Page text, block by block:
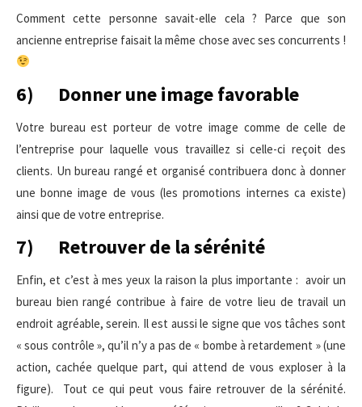
Comment cette personne savait-elle cela ? Parce que son
ancienne entreprise faisait la même chose avec ses concurrents !
6) Donner une image favorable
Votre bureau est porteur de votre image comme de celle de
l’entreprise pour laquelle vous travaillez si celle-ci reçoit des
clients. Un bureau rangé et organisé contribuera donc à donner
une bonne image de vous (les promotions internes ca existe)
ainsi que de votre entreprise.
7) Retrouver de la sérénité
Enfin, et c’est à mes yeux la raison la plus importante : avoir un
bureau bien rangé contribue à faire de votre lieu de travail un
endroit agréable, serein. Il est aussi le signe que vos tâches sont
« sous contrôle », qu’il n’y a pas de « bombe à retardement » (une
action, cachée quelque part, qui attend de vous exploser à la
figure). Tout ce qui peut vous faire retrouver de la sérénité.